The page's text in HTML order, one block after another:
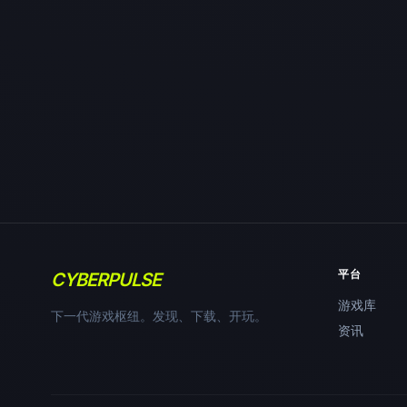
CYBERPULSE
下一代游戏枢纽。发现、下载、开玩。
平台
游戏库
资讯